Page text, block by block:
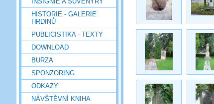
HISTORIE - GALERIE
HRDINŮ
PUBLICISTIKA - TEXTY
DOWNLOAD
BURZA
SPONZORING
ODKAZY
NÁVŠTĚVNÍ KNIHA